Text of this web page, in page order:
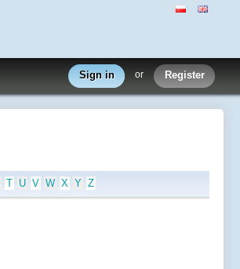
Sign in or Register
T U V W X Y Z